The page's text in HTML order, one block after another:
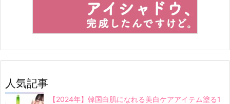
人気記事
【2024年】韓国白肌になれる美白ケアアイテム塗る1